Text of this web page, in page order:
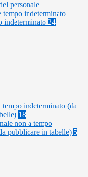
personale
tempo indeterminato
indeterminato 24
tempo indeterminato (da
18
non a tempo
pubblicare in tabelle) 5